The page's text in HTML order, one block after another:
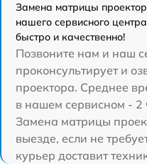
Замена матрицы
нашего сервисного
быстро и качественно!
Позвоните нам и наш
проконсультирует и
проектора. Среднее
в нашем сервисном - 2
Замена матрицы
выезде, если не
курьер доставит